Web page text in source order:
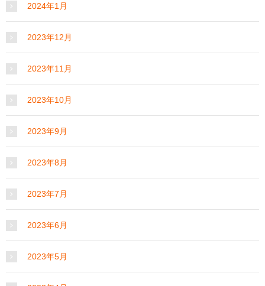
2024年1月
2023年12月
2023年11月
2023年10月
2023年9月
2023年8月
2023年7月
2023年6月
2023年5月